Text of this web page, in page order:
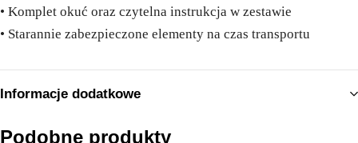
• Komplet okuć oraz czytelna instrukcja w zestawie
• Starannie zabezpieczone elementy na czas transportu
Informacje dodatkowe
Podobne produkty